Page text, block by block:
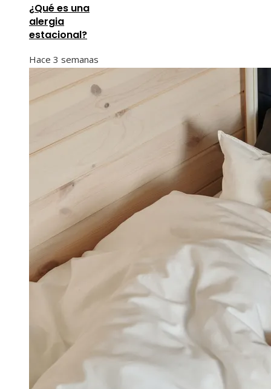
¿Qué es una
alergia
estacional?
Hace 3 semanas